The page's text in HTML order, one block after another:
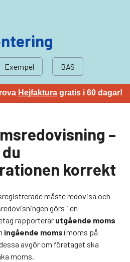
Exempel BAS
Hejfakturagratis i 60 dagar!
–
korrekt
måste redovisa och
görs i en
rapporterar utgående moms
ingående moms(moms på
avgör om företaget ska
moms.